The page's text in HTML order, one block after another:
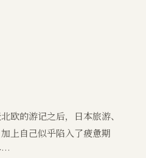
欧的游记之后，日本旅游、
上自己似乎陷入了疲惫期
…